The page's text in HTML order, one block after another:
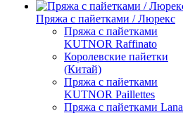
Пряжа с пайетками / Люрекс
Пряжа с пайетками
KUTNOR Raffinato
Королевские пайетки
(Китай)
Пряжа с пайетками
KUTNOR Paillettes
Пряжа с пайетками Lana